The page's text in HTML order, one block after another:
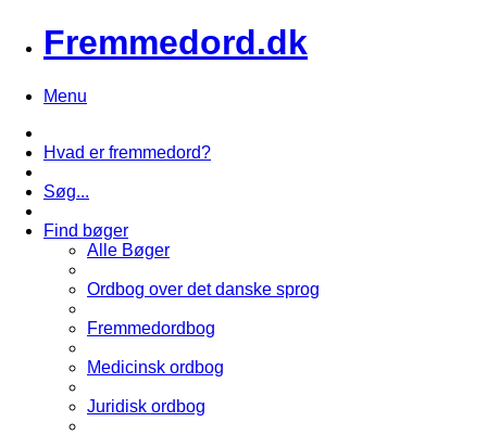
Fremmedord.dk
Menu
Hvad er fremmedord?
Søg...
Find bøger
Alle Bøger
Ordbog over det danske sprog
Fremmedordbog
Medicinsk ordbog
Juridisk ordbog